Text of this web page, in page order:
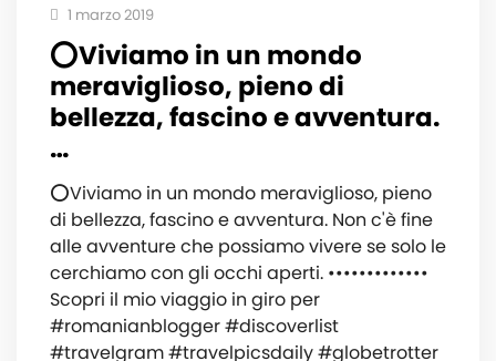
1 marzo 2019
⭕️Viviamo in un mondo
meraviglioso, pieno di
bellezza, fascino e avventura.
…
⭕️Viviamo in un mondo meraviglioso, pieno
di bellezza, fascino e avventura. Non c'è fine
alle avventure che possiamo vivere se solo le
cerchiamo con gli occhi aperti. •••••••••••••
‍️Scopri il mio viaggio in giro per
#romanianblogger #discoverlist
#travelgram #travelpicsdaily #globetrotter